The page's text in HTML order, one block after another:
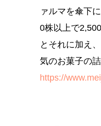
ァルマを傘下
0株以上で
とそれに加え
気のお菓子の
https://